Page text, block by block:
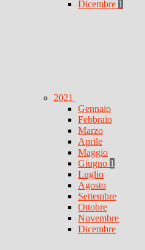
Dicembre 1
2021
Gennaio
Febbraio
Marzo
Aprile
Maggio
Giugno 1
Luglio
Agosto
Settembre
Ottobre
Novembre
Dicembre